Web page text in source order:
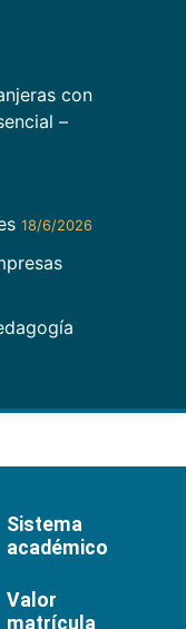
con
–
18/6/2026
Sistema
académico
Valor
matrícula